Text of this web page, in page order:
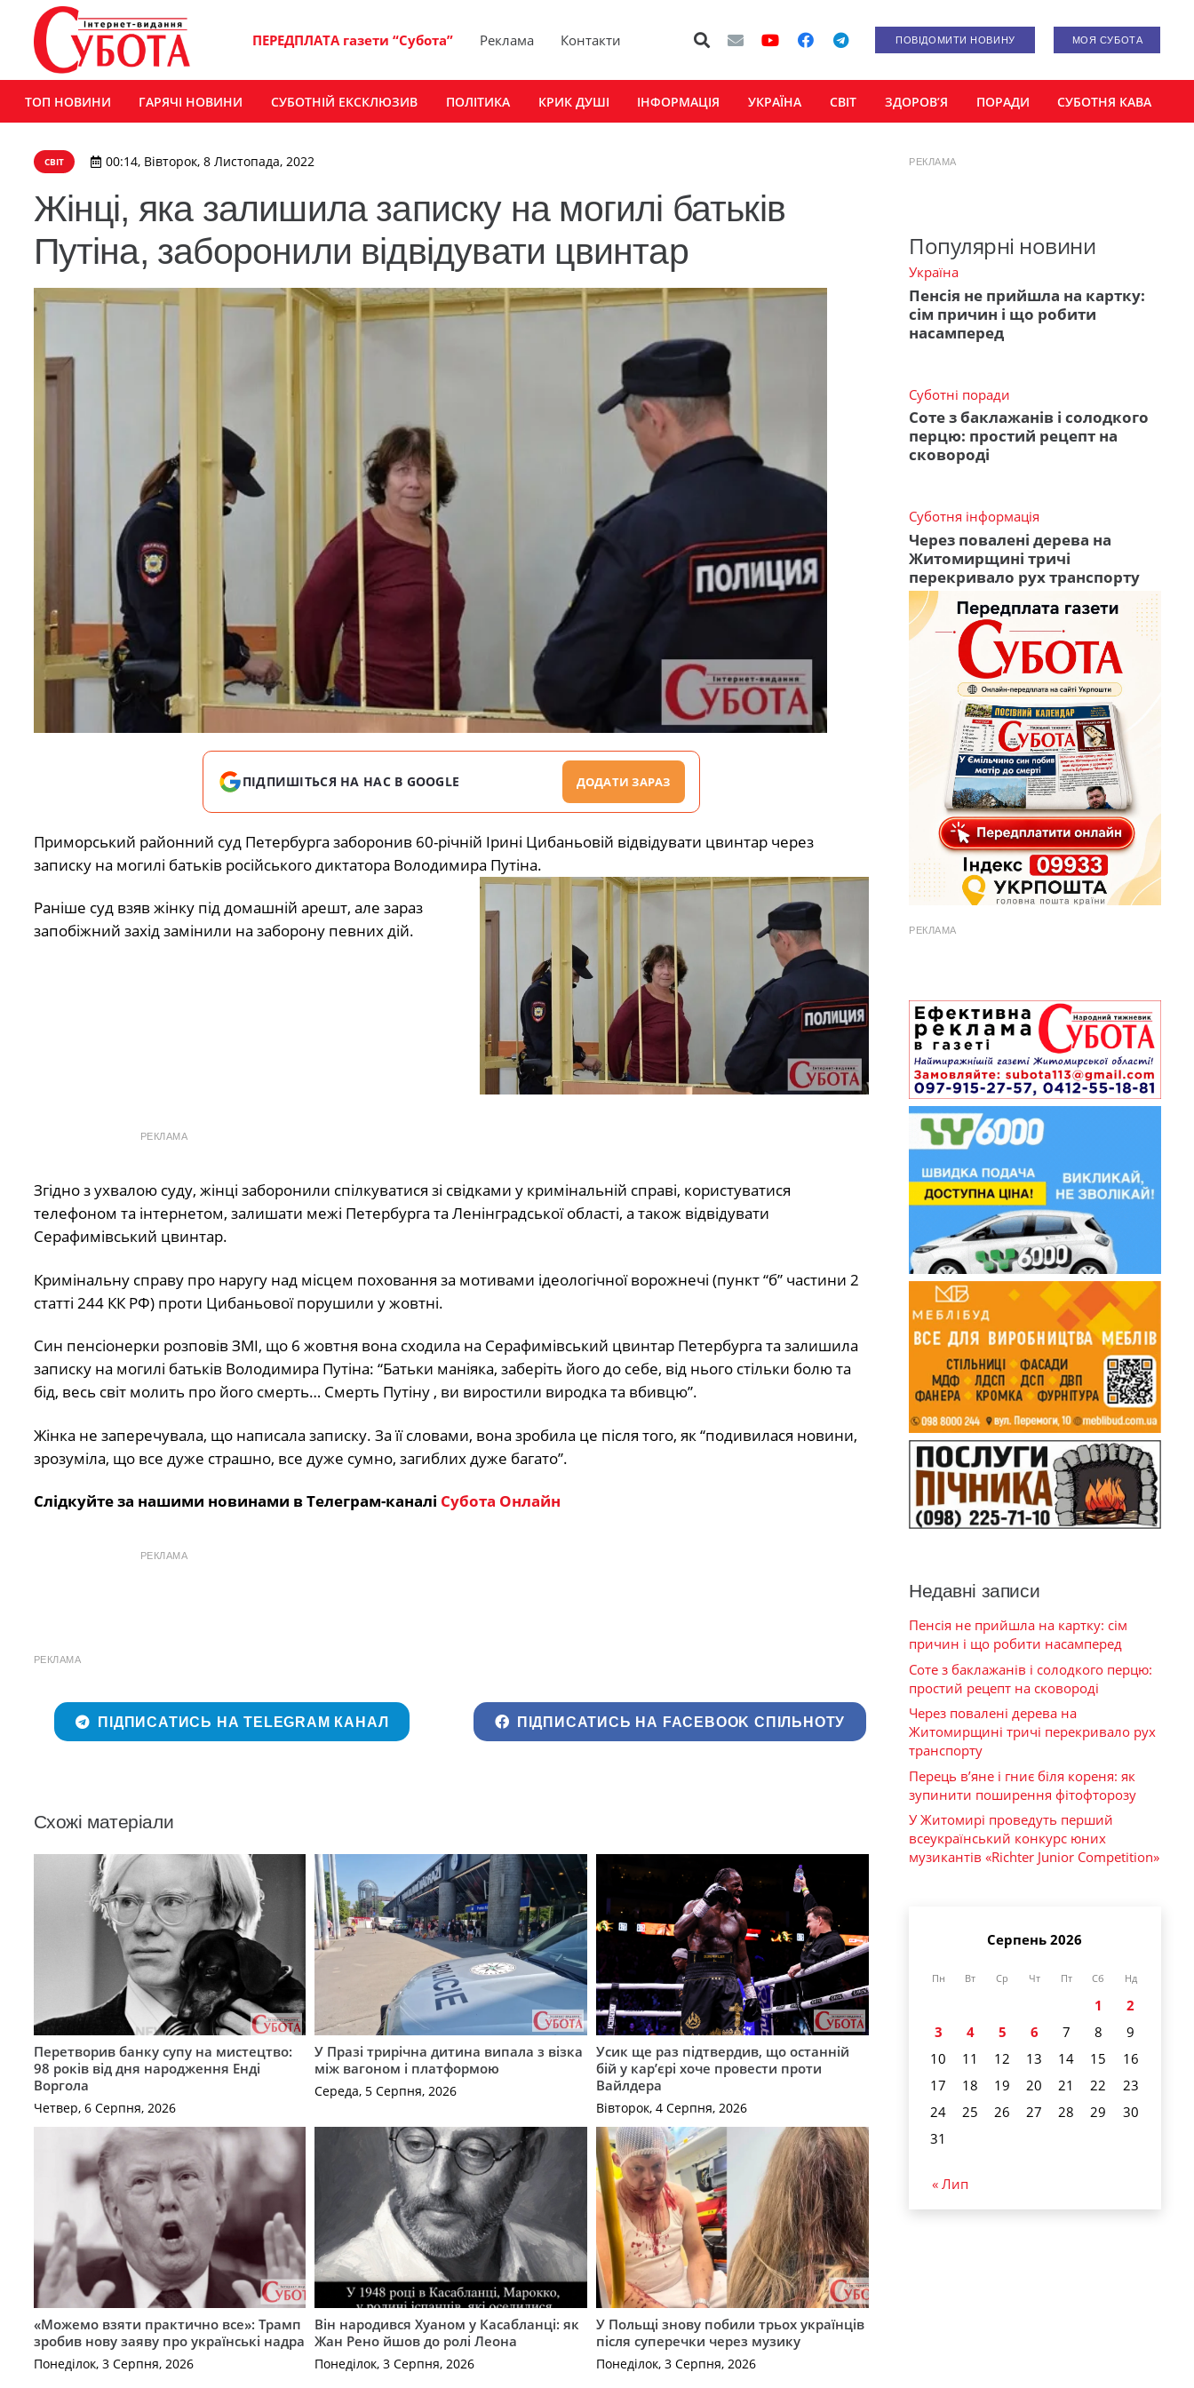
ПЕРЕДПЛАТА газети “Субота” Реклама Контакти ПОВІДОМИТИ НОВИНУ МОЯ СУБОТА
ТОП НОВИНИ ГАРЯЧІ НОВИНИ СУБОТНІЙ ЕКСКЛЮЗИВ ПОЛІТИКА КРИК ДУШІ ІНФОРМАЦІЯ УКРАЇНА СВІТ ЗДОРОВ’Я ПОРАДИ СУБОТНЯ КАВА
СВІТ 00:14, Вівторок, 8 Листопада, 2022
Жінці, яка залишила записку на могилі батьків
Путіна, заборонили відвідувати цвинтар
ПІДПИШІТЬСЯ НА НАС В GOOGLE ДОДАТИ ЗАРАЗ
Приморський районний суд Петербурга заборонив 60-річній Ірині Цибаньовій відвідувати цвинтар через
записку на могилі батьків російського диктатора Володимира Путіна.
Раніше суд взяв жінку під домашній арешт, але зараз
запобіжний захід замінили на заборону певних дій.
РЕКЛАМА
Згідно з ухвалою суду, жінці заборонили спілкуватися зі свідками у кримінальній справі, користуватися
телефоном та інтернетом, залишати межі Петербурга та Ленінградської області, а також відвідувати
Серафимівський цвинтар.
Кримінальну справу про наругу над місцем поховання за мотивами ідеологічної ворожнечі (пункт “б” частини 2
статті 244 КК РФ) проти Цибаньової порушили у жовтні.
Син пенсіонерки розповів ЗМІ, що 6 жовтня вона сходила на Серафимівський цвинтар Петербурга та залишила
записку на могилі батьків Володимира Путіна: “Батьки маніяка, заберіть його до себе, від нього стільки болю та
бід, весь світ молить про його смерть… Смерть Путіну , ви виростили виродка та вбивцю”.
Жінка не заперечувала, що написала записку. За її словами, вона зробила це після того, як “подивилася новини,
зрозуміла, що все дуже страшно, все дуже сумно, загиблих дуже багато”.
Слідкуйте за нашими новинами в Телеграм-каналі Субота Онлайн
РЕКЛАМА
РЕКЛАМА
ПІДПИСАТИСЬ НА TELEGRAM КАНАЛ ПІДПИСАТИСЬ НА FACEBOOK СПІЛЬНОТУ
Схожі матеріали
Перетворив банку супу на мистецтво:
98 років від дня народження Енді
Воргола
Четвер, 6 Серпня, 2026
У Празі трирічна дитина випала з візка
між вагоном і платформою
Середа, 5 Серпня, 2026
Усик ще раз підтвердив, що останній
бій у кар’єрі хоче провести проти
Вайлдера
Вівторок, 4 Серпня, 2026
«Можемо взяти практично все»: Трамп
зробив нову заяву про українські надра
Понеділок, 3 Серпня, 2026
Він народився Хуаном у Касабланці: як
Жан Рено йшов до ролі Леона
Понеділок, 3 Серпня, 2026
У Польщі знову побили трьох українців
після суперечки через музику
Понеділок, 3 Серпня, 2026
РЕКЛАМА
Популярні новини
Україна
Пенсія не прийшла на картку:
сім причин і що робити
насамперед
Суботні поради
Соте з баклажанів і солодкого
перцю: простий рецепт на
сковороді
Суботня інформація
Через повалені дерева на
Житомирщині тричі
перекривало рух транспорту
РЕКЛАМА
Недавні записи
Пенсія не прийшла на картку: сім
причин і що робити насамперед
Соте з баклажанів і солодкого перцю:
простий рецепт на сковороді
Через повалені дерева на
Житомирщині тричі перекривало рух
транспорту
Перець в’яне і гниє біля кореня: як
зупинити поширення фітофторозу
У Житомирі проведуть перший
всеукраїнський конкурс юних
музикантів «Richter Junior Competition»
Серпень 2026
Пн Вт Ср Чт Пт Сб Нд
1
2
3
4 5 6 7 8
9
10
11 12 13 14 15
16
17
18 19 20 21 22
23
24
25 26 27 28 29
30
31
« Лип